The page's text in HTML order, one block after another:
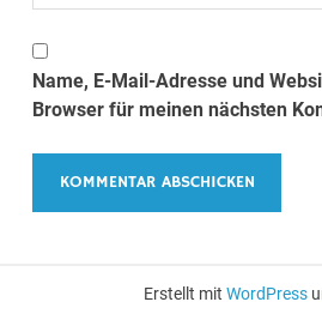
Name, E-Mail-Adresse und
Browser für meinen nächsten
Erstellt mit WordPress